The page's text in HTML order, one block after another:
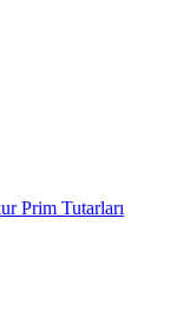
Prim Tutarları